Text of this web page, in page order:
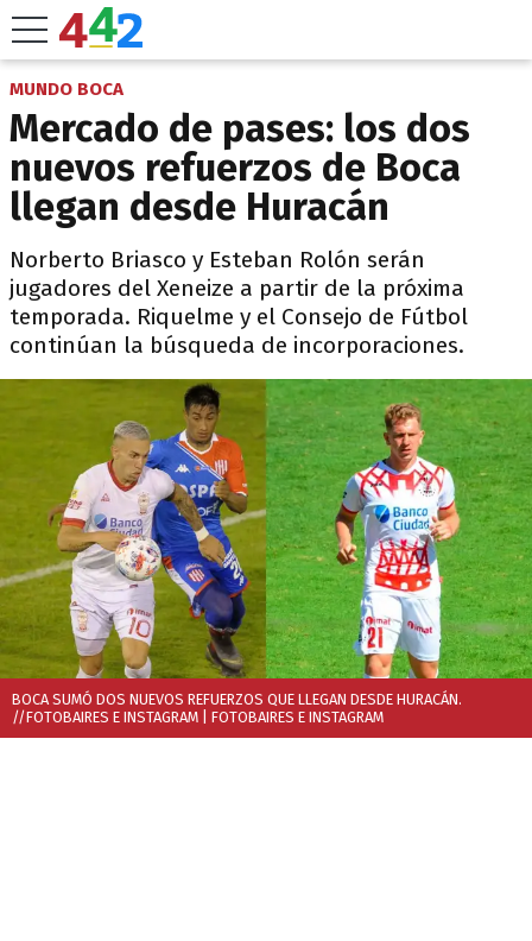
MUNDO BOCA
Mercado de pases: los dos
nuevos refuerzos de Boca
llegan desde Huracán
Norberto Briasco y Esteban Rolón serán
jugadores del Xeneize a partir de la próxima
temporada. Riquelme y el Consejo de Fútbol
continúan la búsqueda de incorporaciones.
BOCA SUMÓ DOS NUEVOS REFUERZOS QUE LLEGAN DESDE HURACÁN.
//FOTOBAIRES E INSTAGRAM | FOTOBAIRES E INSTAGRAM